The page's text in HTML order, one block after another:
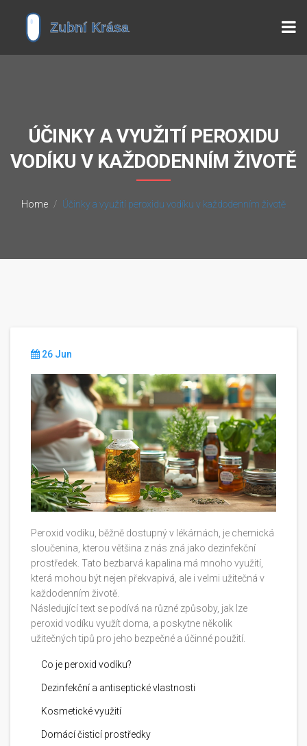
ÚČINKY A VYUŽITÍ PEROXIDU
VODÍKU V KAŽDODENNÍM ŽIVOTĚ
Home Účinky a využití peroxidu vodíku v každodenním životě
26 Jun
Peroxid vodíku, běžně dostupný v lékárnách, je chemická
sloučenina, kterou většina z nás zná jako dezinfekční
prostředek. Tato bezbarvá kapalina má mnoho využití,
která mohou být nejen překvapivá, ale i velmi užitečná v
každodenním životě.
Následující text se podívá na různé způsoby, jak lze
peroxid vodíku využít doma, a poskytne několik
užitečných tipů pro jeho bezpečné a účinné použití.
Co je peroxid vodíku?
Dezinfekční a antiseptické vlastnosti
Kosmetické využití
Domácí čisticí prostředky